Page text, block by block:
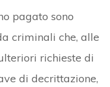
pagato sono
criminali che, alle
richieste di
di decrittazione,